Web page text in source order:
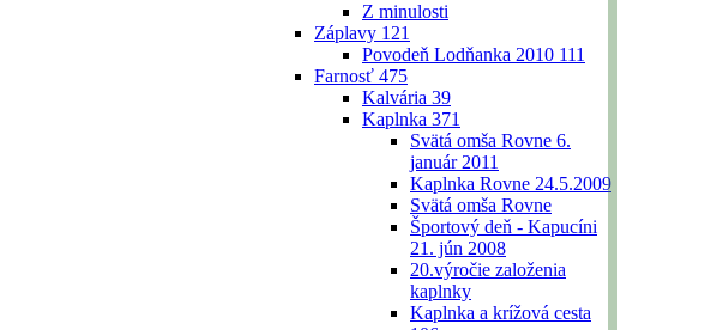
Z minulosti
Záplavy 121
Povodeň Lodňanka 2010 111
Farnosť 475
Kalvária 39
Kaplnka 371
Svätá omša Rovne 6.
január 2011
Kaplnka Rovne 24.5.2009
Svätá omša Rovne
Športový deň - Kapucíni
21. jún 2008
20.výročie založenia
kaplnky
Kaplnka a krížová cesta